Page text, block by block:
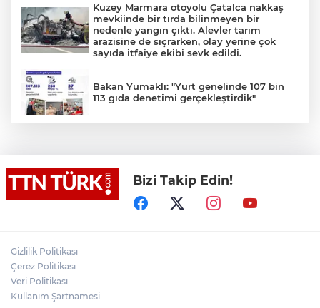
Kuzey Marmara otoyolu Çatalca nakkaş
mevkiinde bir tırda bilinmeyen bir
nedenle yangın çıktı. Alevler tarım
arazisine de sıçrarken, olay yerine çok
sayıda itfaiye ekibi sevk edildi.
Bakan Yumaklı: "Yurt genelinde 107 bin
113 gıda denetimi gerçekleştirdik"
başladı
İran: "Umman ile Hürmüz Boğazı’ndaki
deniz ulaşım güzergahının coğrafi
Bizi Takip Edin!
Gizlilik Politikası
Çerez Politikası
Veri Politikası
Kullanım Şartnamesi